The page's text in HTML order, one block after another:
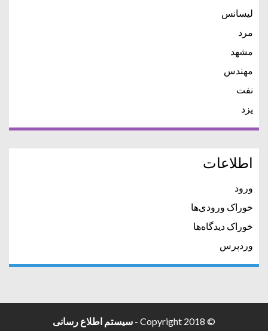
لیسانس
مرد
مشهد
مهندس
نفت
یزد
اطلاعات
ورود
خوراک ورودی‌ها
خوراک دیدگاه‌ها
وردپرس
© Copyright 2018 - سیستم اطلاع رسانی